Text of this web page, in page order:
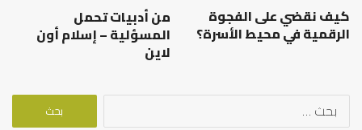
كيف نقضي على الفجوة
الرقمية في محيط الأسرة؟
من أدبيات تحمل
المسؤلية – إسلام أون
لاين
البحث